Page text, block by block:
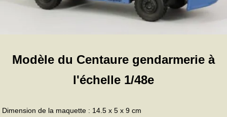
Modèle du Centaure gendarmerie à
l'échelle 1/48e
Dimension de la maquette : 14.5 x 5 x 9 cm